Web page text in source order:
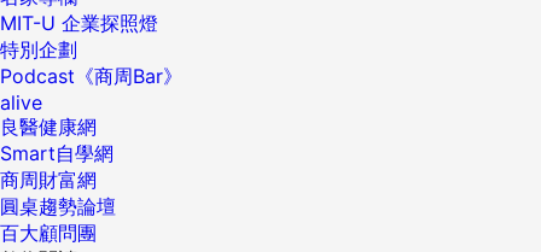
MIT-U 企業探照燈
特別企劃
Podcast《商周Bar》
alive
良醫健康網
Smart自學網
商周財富網
圓桌趨勢論壇
百大顧問團